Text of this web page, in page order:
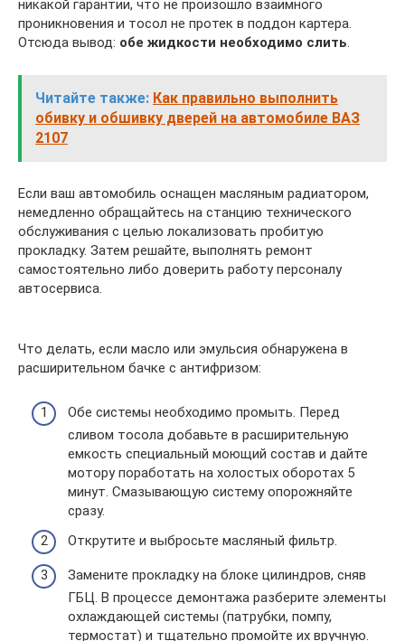
никакой гарантии, что не произошло взаимного
проникновения и тосол не протек в поддон картера.
Отсюда вывод: обе жидкости необходимо слить.
Читайте также: Как правильно выполнить
обивку и обшивку дверей на автомобиле ВАЗ
2107
Если ваш автомобиль оснащен масляным радиатором,
немедленно обращайтесь на станцию технического
обслуживания с целью локализовать пробитую
прокладку. Затем решайте, выполнять ремонт
самостоятельно либо доверить работу персоналу
автосервиса.
Что делать, если масло или эмульсия обнаружена в
расширительном бачке с антифризом:
Обе системы необходимо промыть. Перед
сливом тосола добавьте в расширительную
емкость специальный моющий состав и дайте
мотору поработать на холостых оборотах 5
минут. Смазывающую систему опорожняйте
сразу.
Открутите и выбросьте масляный фильтр.
Замените прокладку на блоке цилиндров, сняв
ГБЦ. В процессе демонтажа разберите элементы
охлаждающей системы (патрубки, помпу,
термостат) и тщательно промойте их вручную.